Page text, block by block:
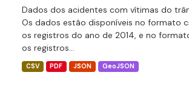
Dados dos acidentes com vítimas do
Os dados estão disponíveis no formato
os registros do ano de 2014, e no
os registros...
CSV PDF JSON GeoJSON